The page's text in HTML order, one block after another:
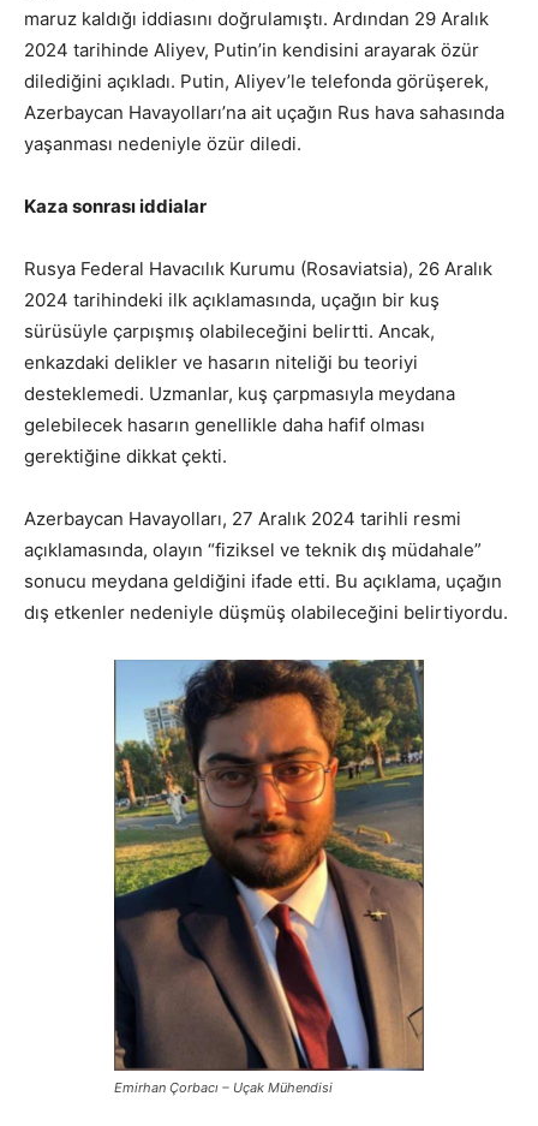
maruz kaldığı iddiasını doğrulamıştı. Ardından 29 Aralık
2024 tarihinde Aliyev, Putin’in kendisini arayarak özür
dilediğini açıkladı. Putin, Aliyev’le telefonda görüşerek,
Azerbaycan Havayolları’na ait uçağın Rus hava sahasında
yaşanması nedeniyle özür diledi.
Kaza sonrası iddialar
Rusya Federal Havacılık Kurumu (Rosaviatsia), 26 Aralık
2024 tarihindeki ilk açıklamasında, uçağın bir kuş
sürüsüyle çarpışmış olabileceğini belirtti. Ancak,
enkazdaki delikler ve hasarın niteliği bu teoriyi
desteklemedi. Uzmanlar, kuş çarpmasıyla meydana
gelebilecek hasarın genellikle daha hafif olması
gerektiğine dikkat çekti.
Azerbaycan Havayolları, 27 Aralık 2024 tarihli resmi
açıklamasında, olayın “fiziksel ve teknik dış müdahale”
sonucu meydana geldiğini ifade etti. Bu açıklama, uçağın
dış etkenler nedeniyle düşmüş olabileceğini belirtiyordu.
Emirhan Çorbacı – Uçak Mühendisi